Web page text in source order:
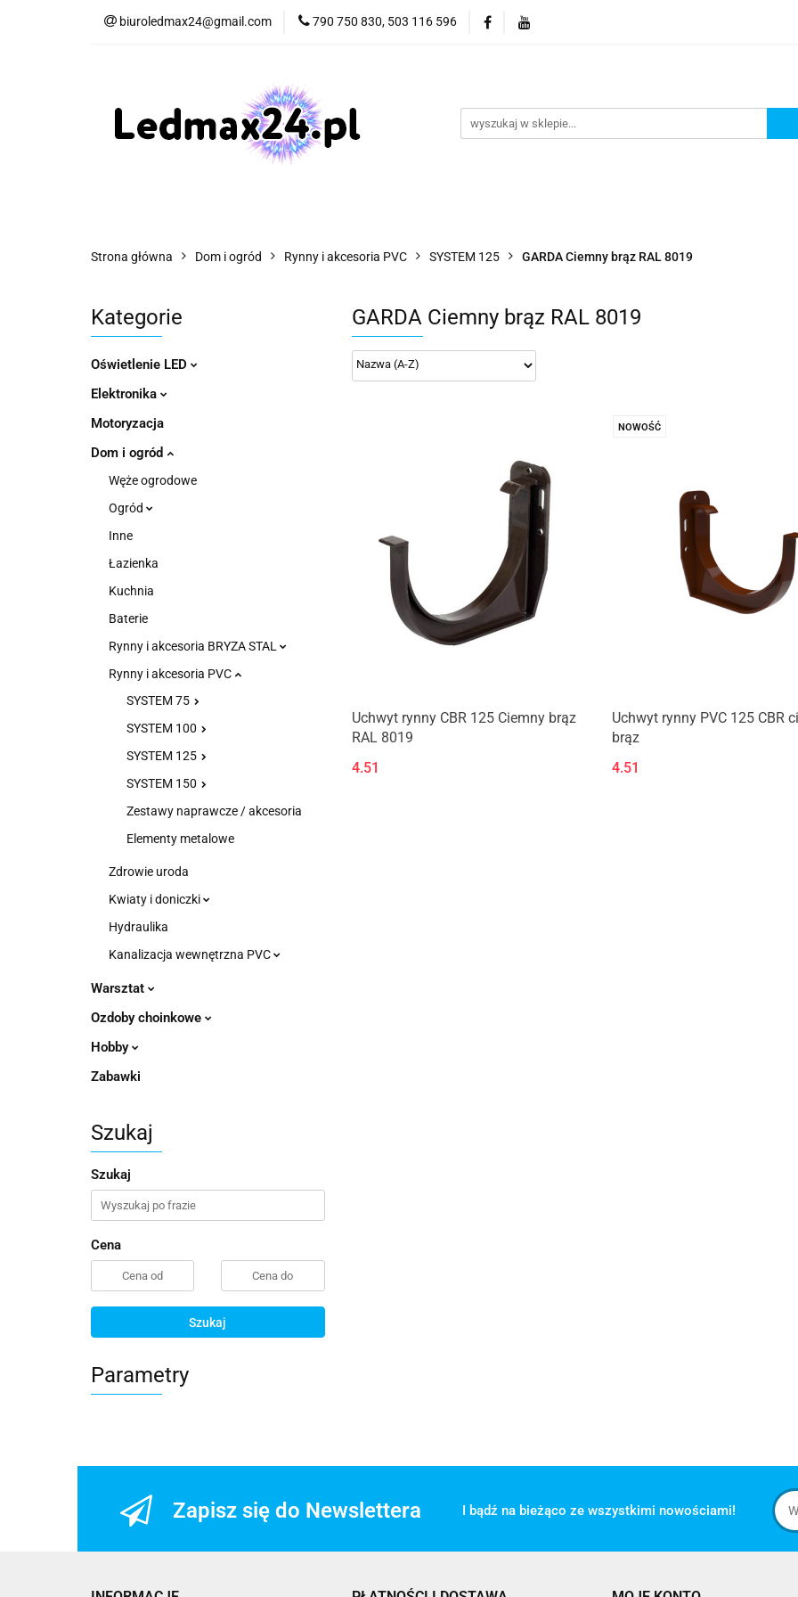
biuroledmax24@gmail.com 790 750 830, 503 116 596
Oświetlenie LED Elektronika
Hobby
Strona główna Dom i ogród Rynny i akcesoria PVC SYSTEM 125 GARDA Ciemny brąz RAL 8019
Kategorie
Oświetlenie LED
Elektronika
Motoryzacja
Dom i ogród
Węże ogrodowe
Ogród
Inne
Łazienka
Kuchnia
Baterie
Rynny i akcesoria BRYZA STAL
Rynny i akcesoria PVC
SYSTEM 75
SYSTEM 100
SYSTEM 125
SYSTEM 150
Zestawy naprawcze / akcesoria
Elementy metalowe
Zdrowie uroda
Kwiaty i doniczki
Hydraulika
Kanalizacja wewnętrzna PVC
Warsztat
Ozdoby choinkowe
Hobby
Zabawki
Szukaj
Szukaj
Cena
Szukaj
Parametry
GARDA Ciemny brąz RAL 8019
Uchwyt rynny CBR 125 Ciemny brąz
RAL 8019
4.51
NOWOŚĆ
Uchwyt rynny PVC 125 CBR
brąz
4.51
Zapisz się do Newslettera I bądź na bieżąco ze wszystkimi nowościami!